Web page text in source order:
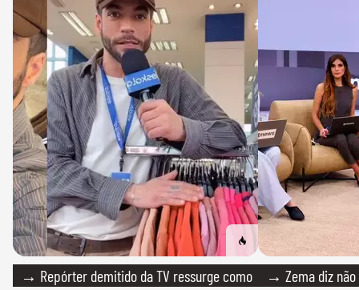
→ Repórter demitido da TV ressurge como
→ Zema diz